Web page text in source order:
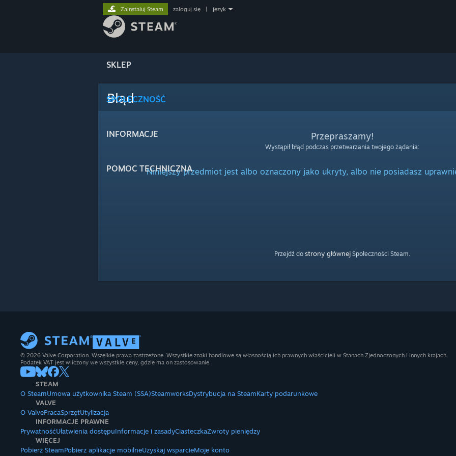
SKLEP
SPOŁECZNOŚĆ
INFORMACJE
POMOC TECHNICZNA
Zainstaluj Steam zaloguj się język
Błąd
Przepraszamy!
Wystąpił błąd podczas przetwarzania twojego żądania:
Niniejszy przedmiot jest albo oznaczony jako ukryty, albo nie posiadasz
Przejdź do strony głównejSpołeczności Steam.
© 2026 Valve Corporation. Wszelkie prawa zastrzeżone. Wszystkie znaki handlowe są własnością ich prawnych właścicieli w Stanach Zjednoczonych i innych krajach.
Podatek VAT jest wliczony we wszystkie ceny, gdzie ma on zastosowanie.
STEAM
O SteamUmowa użytkownika Steam (SSA)SteamworksDystrybucja na SteamKarty podarunkowe
VALVE
O ValvePracaSprzętUtylizacja
INFORMACJE PRAWNE
PrywatnośćUłatwienia dostępuInformacje i zasadyCiasteczkaZwroty pieniędzy
WIĘCEJ
Pobierz SteamPobierz aplikacje mobilneUzyskaj wsparcieMoje konto